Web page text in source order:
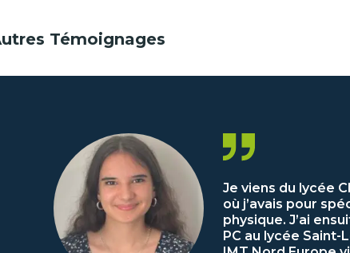
Témoignages
Je viens du lycée
où j’avais pour
physique. J’ai
PC au lycée Saint-